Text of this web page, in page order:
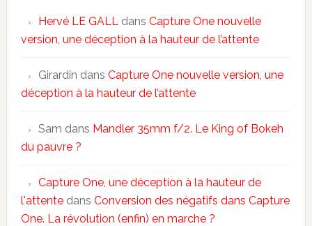
Hervé LE GALL dans Capture One nouvelle
version, une déception à la hauteur de l’attente
Girardin dans Capture One nouvelle version, une
déception à la hauteur de l’attente
Sam dans Mandler 35mm f/2. Le King of Bokeh
du pauvre ?
Capture One, une déception à la hauteur de
l'attentedans Conversion des négatifs dans Capture
One. La révolution (enfin) en marche ?